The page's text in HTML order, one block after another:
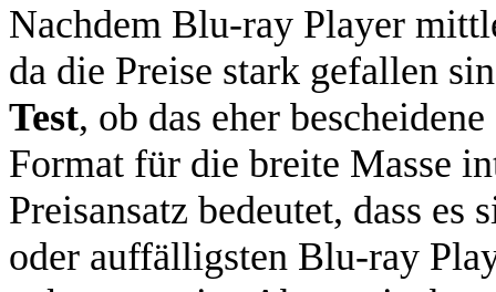
Nachdem Blu-ray Player
da die Preise stark gefallen
Test, ob das eher
Format für die breite Masse
Preisansatz bedeutet, dass
oder auffälligsten Blu-ray